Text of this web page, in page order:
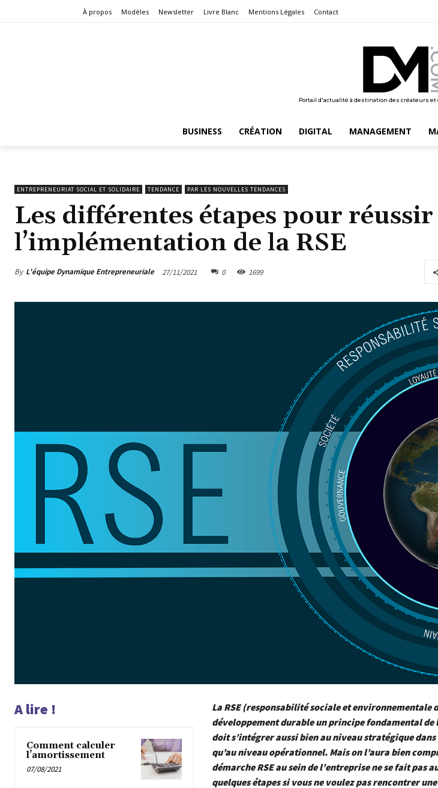
À propos Modèles Newsletter Livre Blanc Mentions Légales Contact
Portail d'actualité à destination des créateurs
BUSINESS CRÉATION DIGITAL MANAGEMENT
ENTREPRENEURIAT SOCIAL ET SOLIDAIRE TENDANCE PAR LES NOUVELLES TENDANCES
Les différentes étapes pour réussir
l’implémentation de la RSE
By L'équipe Dynamique Entrepreneuriale 27/11/2021 0 1699
A lire !
Comment calculer
l’amortissement
07/08/2021
La RSE (responsabilité sociale et environnementale
développement durable un principe fondamental de
doit s’intégrer aussi bien au niveau stratégique
qu’au niveau opérationnel. Mais on l’aura bien
démarche RSE au sein de l’entreprise ne se fait pas
quelques étapes si vous ne voulez pas rencontrer